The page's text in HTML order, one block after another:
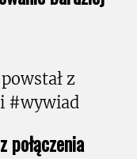
połączenia